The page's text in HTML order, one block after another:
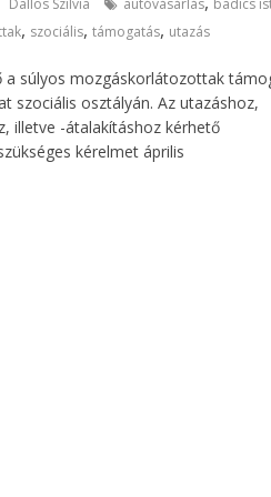
Dallos Szilvia autóvásárlás badics
, szociális, támogatás, utazás
a súlyos mozgáskorlátozottak
szociális osztályán. Az utazáshoz,
illetve -átalakításhoz kérhető
kérelmet április